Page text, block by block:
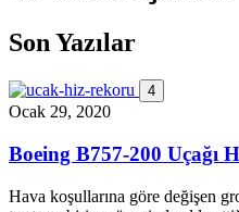
Son Yazılar
4
Ocak 29, 2020
Boeing B757-200 Uçağı
Hava koşullarına göre değişen